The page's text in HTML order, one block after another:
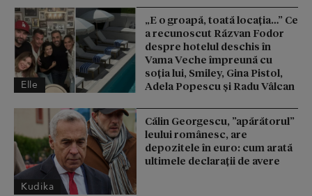
Elle
„E o groapă, toată locația…” Ce
a recunoscut Răzvan Fodor
despre hotelul deschis în
Vama Veche împreună cu
soția lui, Smiley, Gina Pistol,
Adela Popescu și Radu Vâlcan
Kudika
Călin Georgescu, ”apărătorul”
leului românesc, are
depozitele în euro: cum arată
ultimele declarații de avere